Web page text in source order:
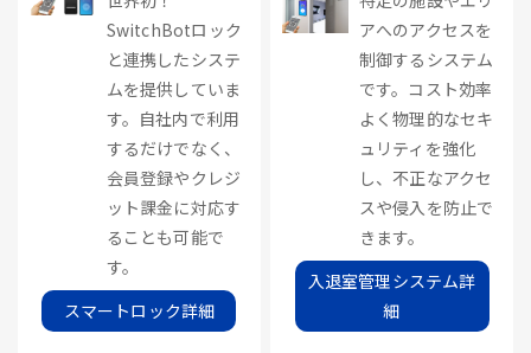
SwitchBotロック
と連携したシステ
ムを提供していま
す。自社内で利用
するだけでなく、
会員登録やクレジ
ット課金に対応す
ることも可能で
す。
スマートロック詳細
アへのアクセスを
制御するシステム
です。コスト効率
よく物理的なセキ
ュリティを強化
し、不正なアクセ
スや侵入を防止で
きます。
入退室管理システム詳
細